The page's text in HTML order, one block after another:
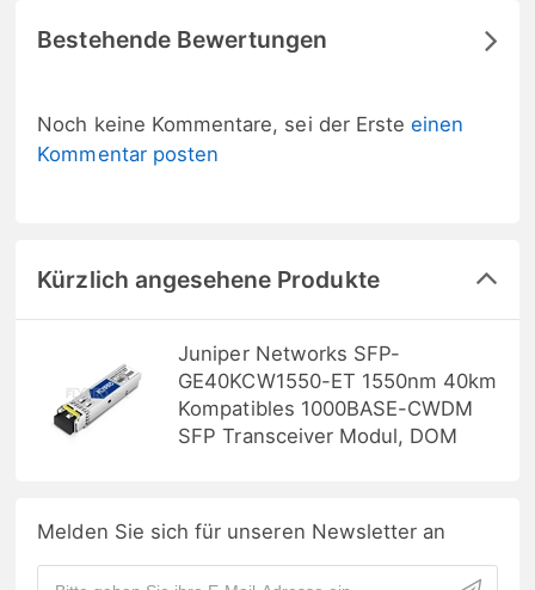
Bestehende Bewertungen
Noch keine Kommentare, sei der Ersteeinen
Kommentar posten
Kürzlich angesehene Produkte
Juniper Networks SFP-
GE40KCW1550-ET 1550nm 40km
Kompatibles 1000BASE-CWDM
SFP Transceiver Modul, DOM
Melden Sie sich für unseren Newsletter an